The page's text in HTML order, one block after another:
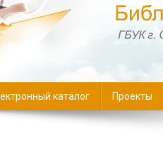
каталог Проекты